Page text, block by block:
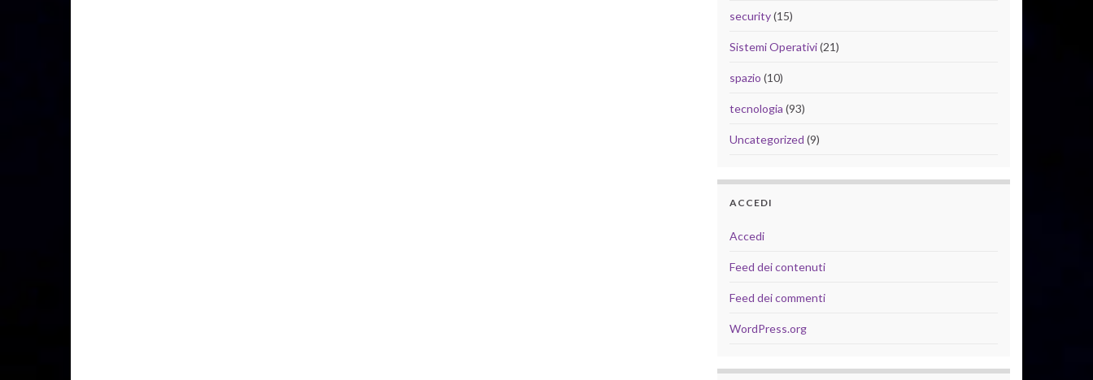
security(15)
Sistemi Operativi(21)
spazio (10)
tecnologia (93)
Uncategorized (9)
ACCEDI
Accedi
Feed dei contenuti
Feed dei commenti
WordPress.org